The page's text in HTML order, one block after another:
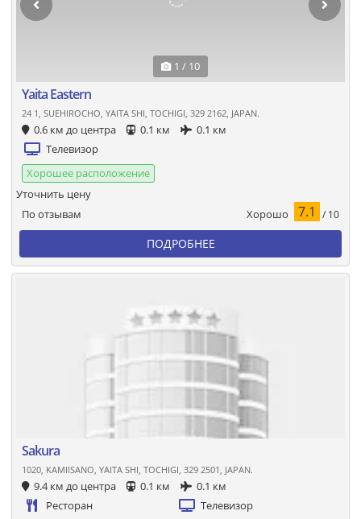
1 / 10
Yaita Eastern
24 1, SUEHIROCHO, YAITA SHI, TOCHIGI, 329 2162, JAPAN.
0.6 км до центра 0.1 км
0.1 км
Телевизор
Хорошее расположение
По отзывам Хорошо 7.1 / 10
Уточнить цену
ПОДРОБНЕЕ
Sakura
1020, KAMIISANO, YAITA SHI, TOCHIGI, 329 2501, JAPAN.
9.4 км до центра 0.1 км
0.1 км
Ресторан
Телевизор